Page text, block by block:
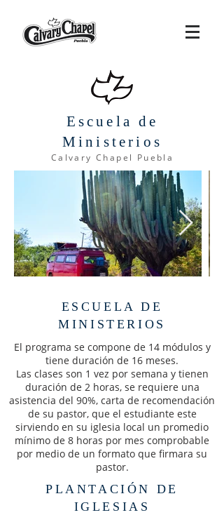
Escuela de
Ministerios
Calvary Chapel Puebla
ESCUELA DE
MINISTERIOS
El programa se compone de 14 módulos y
tiene duración de 16 meses.
Las clases son 1 vez por semana y tienen
duración de 2 horas, se requiere una
asistencia del 90%, carta de recomendación
de su pastor, que el estudiante este
sirviendo en su iglesia local un promedio
mínimo de 8 horas por mes comprobable
por medio de un formato que firmara su
pastor.
PLANTACIÓN
DE
IGLESIAS